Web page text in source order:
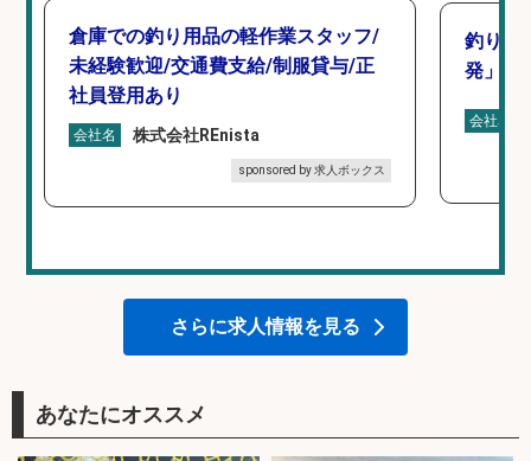
倉庫での釣り用品の軽作業スタッフ/
未経験歓迎/交通費支給/制服貸与/正
社員登用あり
会社名 株式会社REnista
sponsored by 求人ボックス
釣り好
発」/
会社名
さらに求人情報を見る
あなたにオススメ